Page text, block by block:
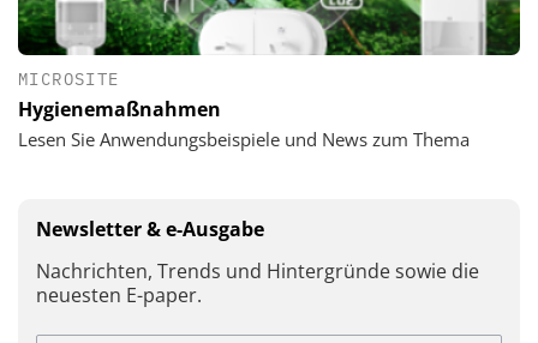
MICROSITE
Hygienemaßnahmen
Lesen Sie Anwendungsbeispiele und News zum Thema
Newsletter & e-Ausgabe
Nachrichten, Trends und Hintergründe sowie die
neuesten E-paper.